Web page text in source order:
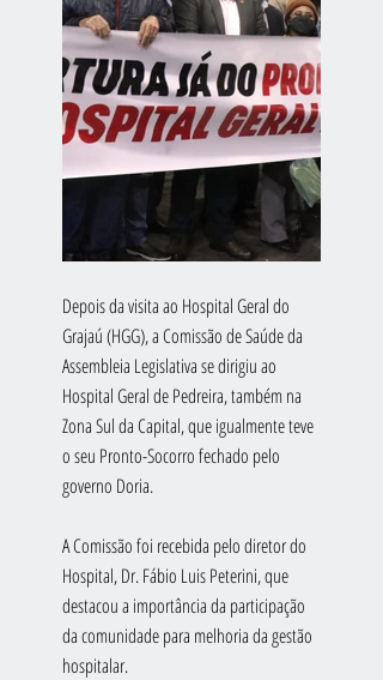
Depois da visita ao Hospital Geral do
Grajaú (HGG), a Comissão de Saúde da
Assembleia Legislativa se dirigiu ao
Hospital Geral de Pedreira, também na
Zona Sul da Capital, que igualmente teve
o seu Pronto-Socorro fechado pelo
governo Doria.
A Comissão foi recebida pelo diretor do
Hospital, Dr. Fábio Luis Peterini, que
destacou a importância da participação
da comunidade para melhoria da gestão
hospitalar.